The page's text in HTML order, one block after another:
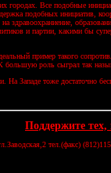
Все подобные
подобных инициатив,
и партии, какими бы
пример такого
роль сыграл так
На Западе тоже
Поддержите тех,
тел.(факс)